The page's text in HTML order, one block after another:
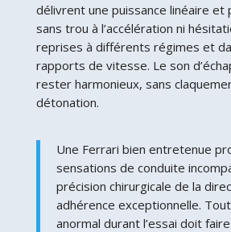
délivrent une puissance linéaire et
sans trou à l’accélération ni
reprises à différents régimes et
rapports de vitesse. Le son
rester harmonieux, sans
détonation.
Une Ferrari bien entretenue
sensations de conduite
précision chirurgicale de la
adhérence exceptionnelle.
anormal durant l’essai doit